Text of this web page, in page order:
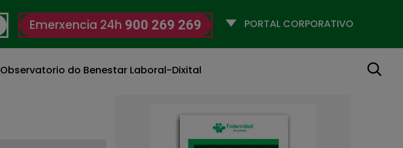
Emerxencia 24h 900 269 269
Selecciona
Observatorio do Benestar Laboral-Dixital Buscar